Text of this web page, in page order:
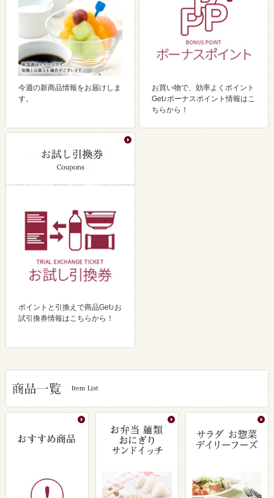
今週の新商品情報をお届けしま
す。
お買い物で、効率よくポイント
Get♪ボーナスポイント情報はこ
ちらから！
ポイントと引換えで商品Get♪お
試引換券情報はこちらから！